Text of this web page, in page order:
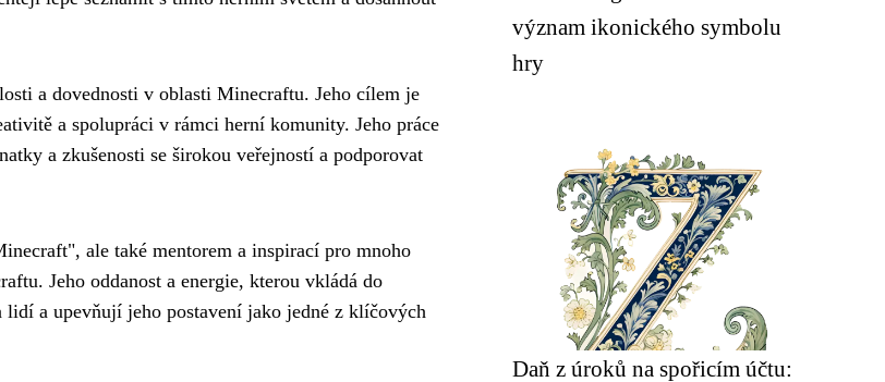
a dovednosti v oblasti Minecraftu. Jeho cílem je
a spolupráci v rámci herní komunity. Jeho práce
a zkušenosti se širokou veřejností a podporovat
ale také mentorem a inspirací pro mnoho
Jeho oddanost a energie, kterou vkládá do
a upevňují jeho postavení jako jedné z klíčových
význam ikonického symbolu
hry
Daň z úroků na spořicím účtu: